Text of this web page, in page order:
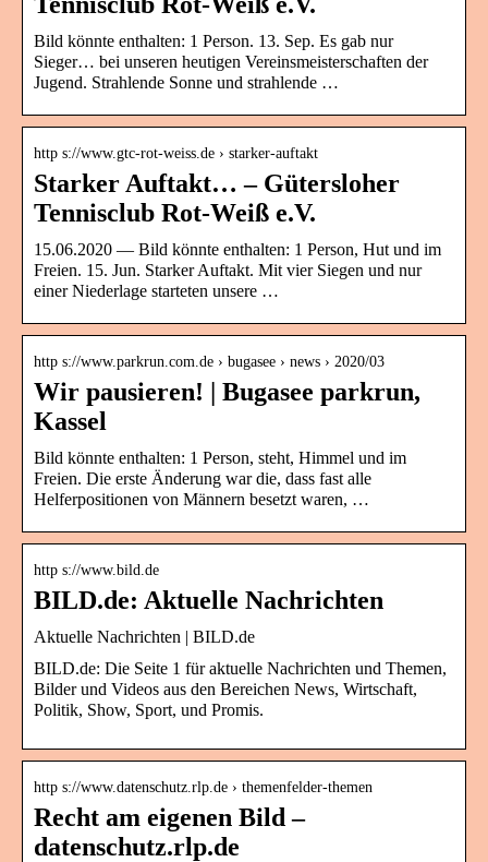
Bild könnte enthalten: 1 Person. 13. Sep. Es gab nur
Sieger… bei unseren heutigen Vereinsmeisterschaften der
Jugend. Strahlende Sonne und strahlende …
http s://www.gtc-rot-weiss.de › starker-auftakt
Starker Auftakt… – Gütersloher
Tennisclub Rot-Weiß e.V.
15.06.2020 — Bild könnte enthalten: 1 Person, Hut und im
Freien. 15. Jun. Starker Auftakt. Mit vier Siegen und nur
einer Niederlage starteten unsere …
http s://www.parkrun.com.de › bugasee › news › 2020/03
Wir pausieren! | Bugasee parkrun,
Kassel
Bild könnte enthalten: 1 Person, steht, Himmel und im
Freien. Die erste Änderung war die, dass fast alle
Helferpositionen von Männern besetzt waren, …
http s://www.bild.de
BILD.de: Aktuelle Nachrichten
Aktuelle Nachrichten | BILD.de
BILD.de: Die Seite 1 für aktuelle Nachrichten und Themen,
Bilder und Videos aus den Bereichen News, Wirtschaft,
Politik, Show, Sport, und Promis.
http s://www.datenschutz.rlp.de › themenfelder-themen
Recht am eigenen Bild –
datenschutz.rlp.de